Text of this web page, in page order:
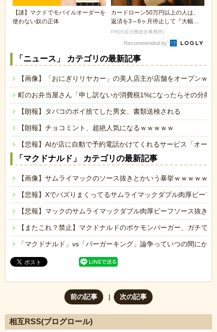
【謎】マクドでモバイルオーダーを
使わない奴の正体
カードローン50万円以上の人は、
返済を3～6ヶ月停止して『大幅に
減額してから返済...
PR(渋谷法務総合事務所)
Recommended by
「ニュース」 カテゴリの最新記事
【画像】「おにぎりリヤカー」の美人店主が店舗をオープンｗｗ
町のお弁当屋さん「申し訳ないが消費税1%になったらその分
【朗報】タバコのポイ捨てした男女、書類送検される
【朗報】チョコミント、超絶人気になるｗｗｗｗｗ
【悲報】AIが店に自動で予約電話かけてくれるサービス「オー
「マクドナルド」 カテゴリの最新記事
【画像】サムライマックのソース抜きとかいう暴挙ｗｗｗｗｗｗ
【悲報】Xでバズりまくってるサムライマックダブル肉厚ビー
【悲報】マックのサムライマックダブル肉厚ビーフソース抜き
【またこれ？禁止】マクドナルドのポケモンバーガー、ガチで美
「マクドナルド」vs「バーガーキング」論争っていつの間にか
前の記事 次の記事
相互RSS(ブログロール)